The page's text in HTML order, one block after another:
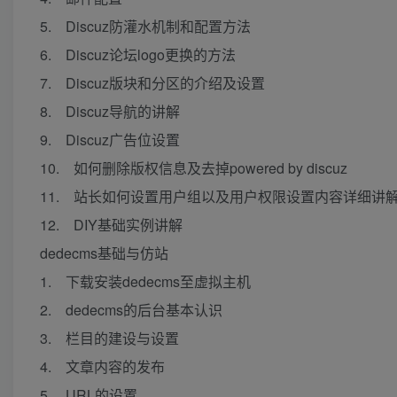
5. Discuz防灌水机制和配置方法
6. Discuz论坛logo更换的方法
7. Discuz版块和分区的介绍及设置
8. Discuz导航的讲解
9. Discuz广告位设置
10. 如何删除版权信息及去掉powered by discuz
11. 站长如何设置用户组以及用户权限设置内容详细讲
12. DIY基础实例讲解
dedecms基础与仿站
1. 下载安装dedecms至虚拟主机
2. dedecms的后台基本认识
3. 栏目的建设与设置
4. 文章内容的发布